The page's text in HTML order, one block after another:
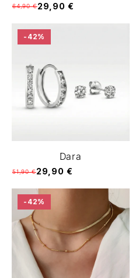
64,90 €29,90 €
-42%
Dara
51,90 €29,90 €
-42%